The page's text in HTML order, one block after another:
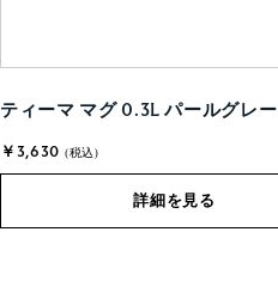
ティーマ マグ 0.3L パールグレー
￥3,630 (税込)
詳細を見る